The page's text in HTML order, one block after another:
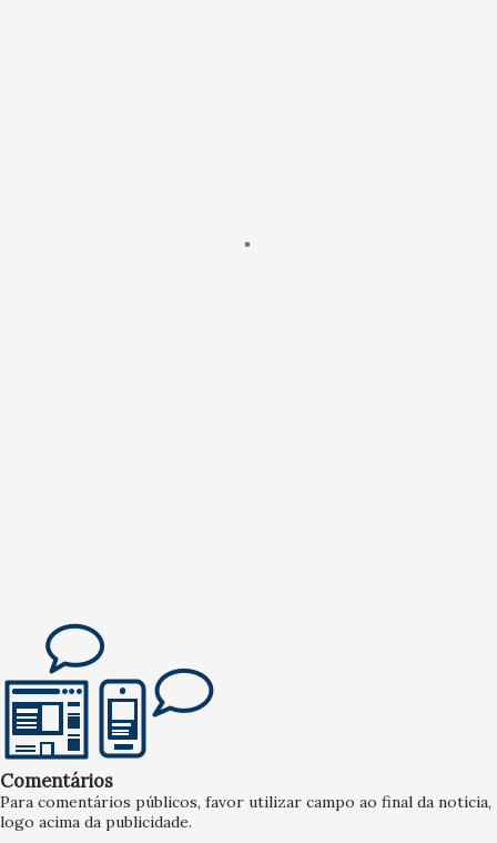
Comentários
Para comentários públicos, favor utilizar campo ao final da notícia,
logo acima da publicidade.